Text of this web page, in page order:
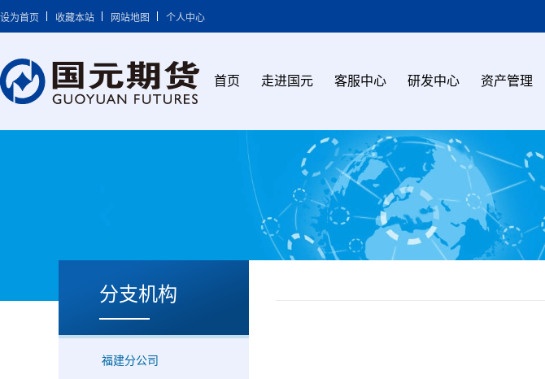
设为首页 收藏本站 网站地图 个人中心
首页 走进国元 客服中心 研发中心 资产管理
分支机构
福建分公司